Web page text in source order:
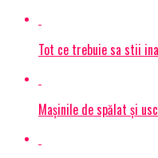
Tot ce trebuie sa stii
Mașinile de spălat și